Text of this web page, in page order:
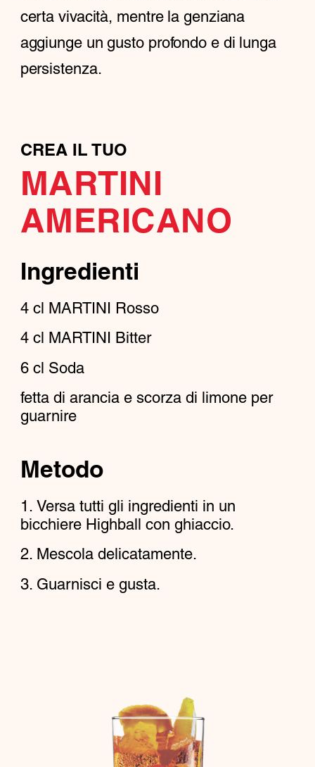
certa vivacità, mentre la genziana
aggiunge un gusto profondo e di lunga
persistenza.
CREA IL TUO
MARTINI
AMERICANO
Ingredienti
4 cl MARTINI Rosso
4 cl MARTINI Bitter
6 cl Soda
fetta di arancia e scorza di limone per
guarnire
Metodo
Versa tutti gli ingredienti in un
bicchiere Highball con ghiaccio.
Mescola delicatamente.
Guarnisci e gusta.